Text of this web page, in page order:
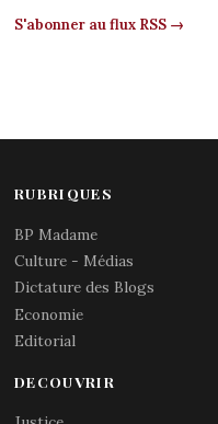
S'abonner au flux RSS →
RUBRIQUES
BP Madame
Culture - Médias
Dictature des Blogs
Economie
Editorial
DECOUVRIR